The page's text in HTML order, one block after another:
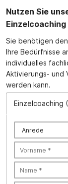
Nutzen Sie
Einzelcoaching
Sie benötigen
Ihre Bedürfnisse
individuelles
Aktivierungs- und
werden kann.
Einzelcoaching